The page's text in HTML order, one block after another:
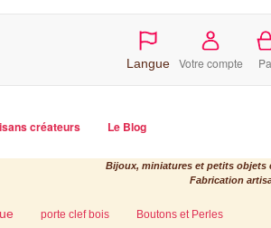
Langue Votre compte
créateurs Le Blog
Bijoux, miniatures et petits objets
Fabrication
porte clef bois Boutons et Perles